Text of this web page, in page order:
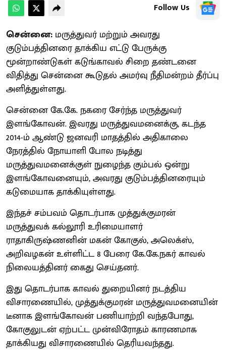
Follow Us
சென்னை: மருத்துவர் மற்றும் அவரது
குடும்பத்தினரை தாக்கிய எட்டு பேருக்கு
மூன்றாண்டுகள் கடுங்காவல் சிறை தண்டனை
விதித்து சென்னை கூடுதல் அமர்வு நீதிமன்றம் தீர்ப்பு
அளித்துள்ளது.
சென்னை கே.கே. நகரை சேர்ந்த மருத்துவர்
இளங்கோவன். இவரது மருத்துவமனைக்கு, கடந்த
2014-ம் ஆண்டு ஜனவரி மாதத்தில் அதிகாலை
நேரத்தில் நோயாளி போல நடித்து
மருத்துவமனைக்குள் நுழைந்த கும்பல் ஒன்று
இளங்கோவனையும், அவரது குடும்பத்தினரையும்
கடுமையாக தாக்கியுள்ளது.
இந்தச் சம்பவம் தொடர்பாக முத்துக்குமரன்
மருத்துவக் கல்லூரி உரிமையாளர்
ராதாகிருஷ்ணனின் மகன் கோகுல், அலெக்ஸ்,
அறிவழகன் உள்ளிட்ட 8 பேரை கே.கே.நகர் காவல்
நிலையத்தினர் கைது செய்தனர்.
இது தொடர்பாக காவல் துறையினர் நடத்திய
விசாரணையில், முத்துக்குமரன் மருத்துவமனையின்
டீனாக இளங்கோவன் பணியாற்றி வந்தபோது,
கோகுலுடன் ஏற்பட்ட முன்விரோதம் காரணமாக
தாக்கியது விசாரணையில் தெரியவந்தது.